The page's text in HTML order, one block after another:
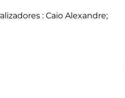
: Caio Alexandre;